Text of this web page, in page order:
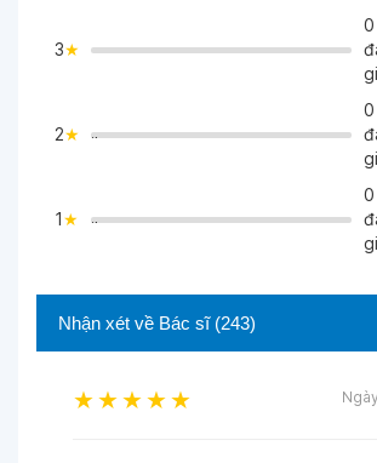
3 >
0
2 ">
0
1 ">
0
Nhận xét về Bác sĩ (243)